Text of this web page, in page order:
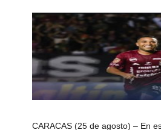
CARACAS (25 de agosto) – En